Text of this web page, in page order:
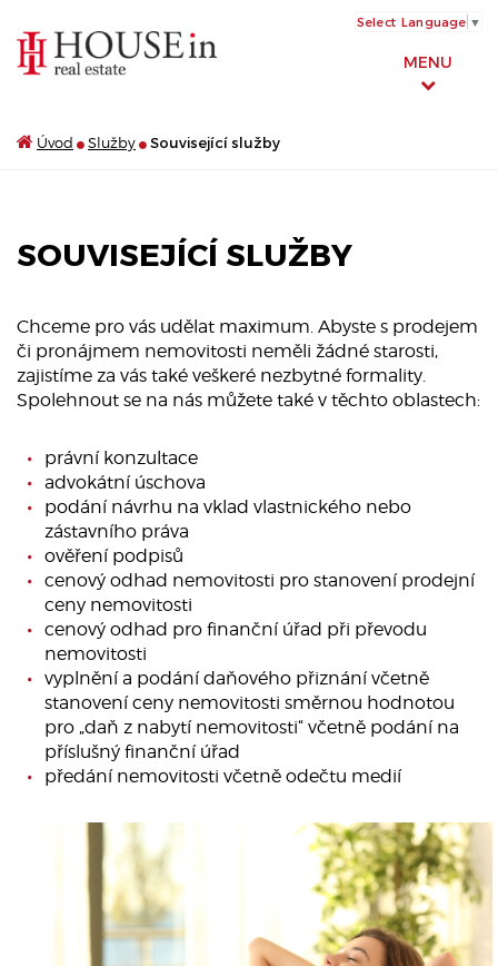
MENU
Select Language ▼
Úvod Služby Související služby
SOUVISEJÍCÍ SLUŽBY
Chceme pro vás udělat maximum. Abyste s prodejem
či pronájmem nemovitosti neměli žádné starosti,
zajistíme za vás také veškeré nezbytné formality.
Spolehnout se na nás můžete také v těchto oblastech:
právní konzultace
advokátní úschova
podání návrhu na vklad vlastnického nebo
zástavního práva
ověření podpisů
cenový odhad nemovitosti pro stanovení prodejní
ceny nemovitosti
cenový odhad pro finanční úřad při převodu
nemovitosti
vyplnění a podání daňového přiznání včetně
stanovení ceny nemovitosti směrnou hodnotou
pro „daň z nabytí nemovitosti“ včetně podání na
příslušný finanční úřad
předání nemovitosti včetně odečtu medií